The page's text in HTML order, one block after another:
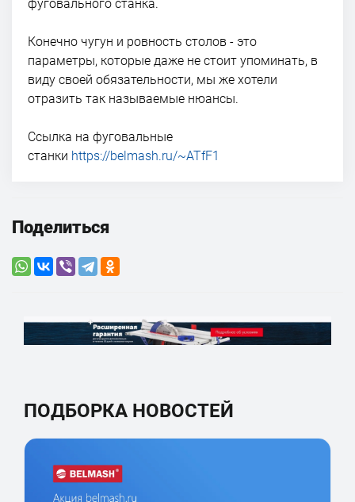
фуговального станка.
Конечно чугун и ровность столов - это
параметры, которые даже не стоит упоминать, в
виду своей обязательности, мы же хотели
отразить так называемые нюансы.
Ссылка на фуговальные
станки https://belmash.ru/~ATfF1
Поделиться
ПОДБОРКА НОВОСТЕЙ